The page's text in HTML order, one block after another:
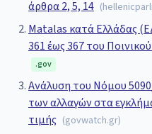
άρθρα 2, 5, 14 (
Matalas κατά Ελλάδας
361 έως 367 του
.gov
Ανάλυση του Νόμου
των αλλαγών στα
τιμής (govwatch.gr)